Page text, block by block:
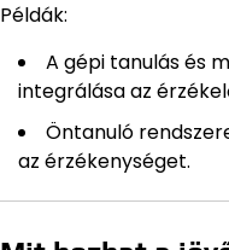
Példák:
A gépi tanulás és
integrálása az
Öntanuló
az érzékenységet.